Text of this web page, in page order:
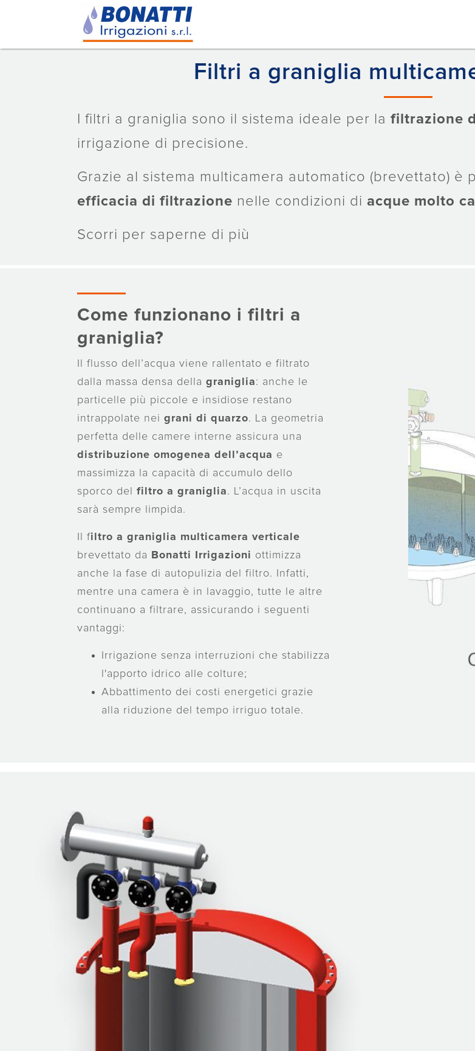
Filtri a graniglia
I filtri a graniglia sono il sistema ideale per la filtrazione
irrigazione di precisione.
Grazie al sistema multicamera automatico (brevettato) è
efficacia di filtrazione nelle condizioni di acque molto
Scorri per saperne di più
Come funzionano i filtri a
graniglia?
Il flusso dell’acqua viene rallentato e filtrato
dalla massa densa della graniglia: anche le
particelle più piccole e insidiose restano
intrappolate nei grani di quarzo. La geometria
perfetta delle camere interne assicura una
distribuzione omogenea dell’acqua e
massimizza la capacità di accumulo dello
sporco del filtro a graniglia. L’acqua in uscita
sarà sempre limpida.
Il filtro a graniglia multicamera verticale
brevettato da
Bonatti Irrigazioni ottimizza
anche la fase di autopulizia del filtro. Infatti,
mentre una camera è in lavaggio, tutte le altre
continuano a filtrare, assicurando i seguenti
vantaggi:
Irrigazione senza interruzioni che stabilizza
l'apporto idrico alle colture;
Abbattimento dei costi energetici grazie
alla riduzione del tempo irriguo totale.